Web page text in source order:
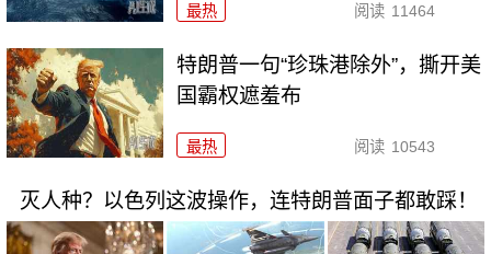
最热 阅读 11464
特朗普一句“珍珠港除外”，撕开美
国霸权遮羞布
最热 阅读 10543
灭人种？以色列这波操作，连特朗普面子都敢踩！